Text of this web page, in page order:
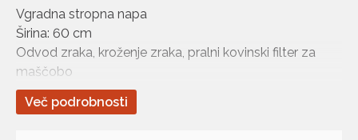
Vgradna stropna napa
Širina: 60 cm
Odvod zraka, kroženje zraka, pralni kovinski filter za
maščobo
Barva: Srebrna
Več podrobnosti